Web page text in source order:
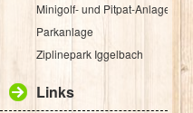
Minigolf- und Pitpat-Anlage
Parkanlage
Ziplinepark Iggelbach
Links